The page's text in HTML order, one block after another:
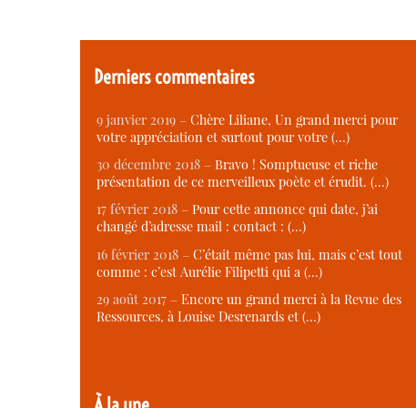
Derniers commentaires
9 janvier 2019 – Chère Liliane, Un grand merci pour
votre appréciation et surtout pour votre (…)
30 décembre 2018 – Bravo ! Somptueuse et riche
présentation de ce merveilleux poète et érudit. (…)
17 février 2018 – Pour cette annonce qui date, j’ai
changé d’adresse mail : contact : (…)
16 février 2018 – C’était même pas lui, mais c’est tout
comme : c’est Aurélie Filipetti qui a (…)
29 août 2017 – Encore un grand merci à la Revue des
Ressources, à Louise Desrenards et (…)